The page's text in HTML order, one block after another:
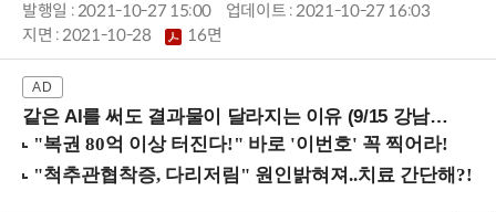
발행일 : 2021-10-27 15:00
업데이트 : 2021-10-27 16:03
지면 :2021-10-28 16면
같은 AI를 써도 결과물이 달라지는 이유 (9/15 강남역)